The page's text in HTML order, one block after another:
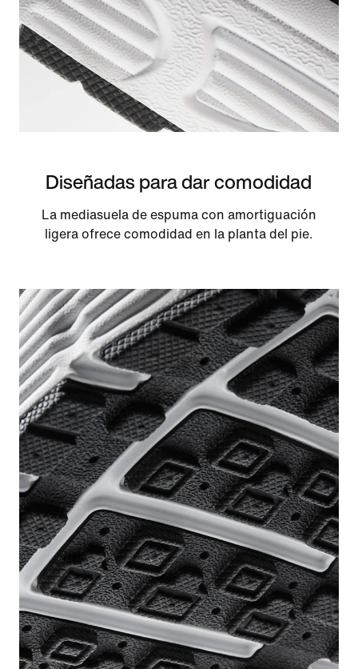
Diseñadas para dar comodidad
La mediasuela de espuma con amortiguación
ligera ofrece comodidad en la planta del pie.